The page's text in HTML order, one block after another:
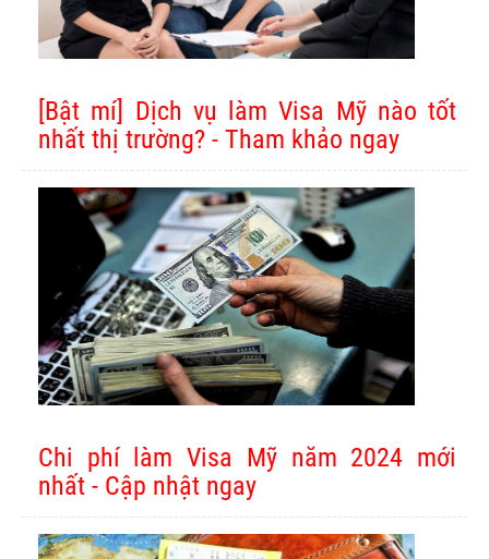
[Bật mí] Dịch vụ làm Visa Mỹ nào tốt
nhất thị trường? - Tham khảo ngay
Chi phí làm Visa Mỹ năm 2024 mới
nhất - Cập nhật ngay